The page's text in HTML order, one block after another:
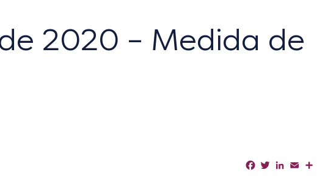
2020 – Medida de
Facebook
TwitterLinkedIn
Email